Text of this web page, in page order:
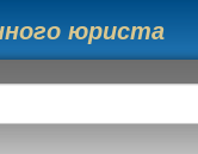
юриста